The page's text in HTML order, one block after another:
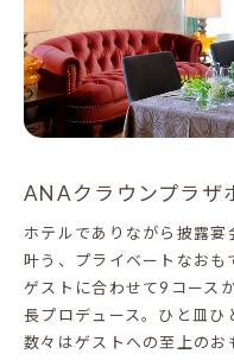
ANAクラウンプラザ
ホテルでありながら披露
叶う、プライベートなおも
ゲストに合わせて9コース
長プロデュース。ひと皿ひ
数々はゲストへの至上のお